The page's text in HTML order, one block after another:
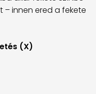
– innen ered a fekete
(X)